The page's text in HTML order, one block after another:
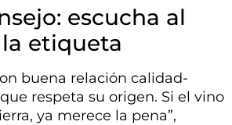
escucha al
etiqueta
buena relación calidad-
respeta su origen. Si el vino
ya merece la pena”,